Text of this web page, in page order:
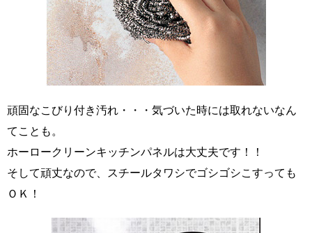
頑固なこびり付き汚れ・・・気づいた時には取れないなん
てことも。
ホーロークリーンキッチンパネルは大丈夫です！！
そして頑丈なので、スチールタワシでゴシゴシこすっても
ＯＫ！